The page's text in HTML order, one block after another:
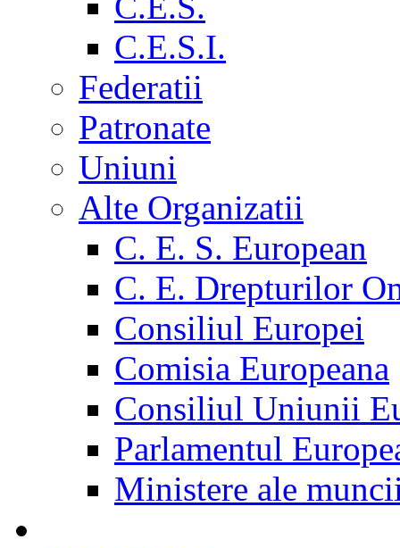
C.E.S.I.
Federatii
Patronate
Uniuni
Alte Organizatii
C. E. S. European
C. E. Drepturilor
Consiliul Europei
Comisia Europeana
Consiliul Uniunii
Parlamentul
Ministere ale